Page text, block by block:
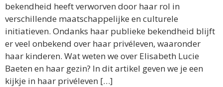
bekendheid heeft verworven door haar rol in
verschillende maatschappelijke en culturele
initiatieven. Ondanks haar publieke bekendheid blijft
er veel onbekend over haar privéleven, waaronder
haar kinderen. Wat weten we over Elisabeth Lucie
Baeten en haar gezin? In dit artikel geven we je een
kijkje in haar privéleven […]